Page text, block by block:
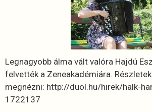
Legnagyobb álma vált valóra Hajdú
felvették a Zeneakadémiára.
megnézni: http://duol.hu/hirek/halk-
1722137